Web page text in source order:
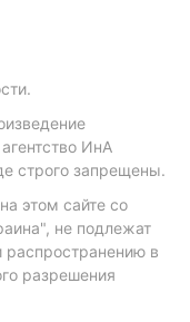
ИнА
строго запрещены.
этом сайте со
не подлежат
в
разрешения